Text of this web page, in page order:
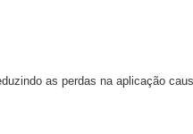
as perdas na aplicação